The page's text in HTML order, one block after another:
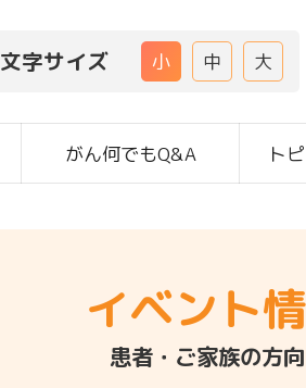
文字サイズ 小 中 大
がん何でもQ&A ト
イベント
患者・ご家族の方